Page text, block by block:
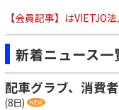
【会員記事】はVIETJO
新着ニュース一
配車グラブ、消費
(8日)